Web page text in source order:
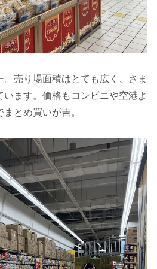
売り場面積はとても広く、さま
います。価格もコンビニや空港よ
とめ買いが吉。